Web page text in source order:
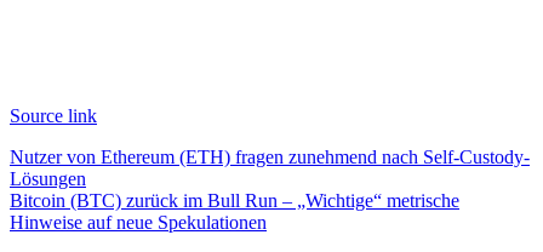
Source link
Beitragsnavigation
Nutzer von Ethereum (ETH) fragen zunehmend nach Self-Custody-
Lösungen
Bitcoin (BTC) zurück im Bull Run – „Wichtige“ metrische
Hinweise auf neue Spekulationen